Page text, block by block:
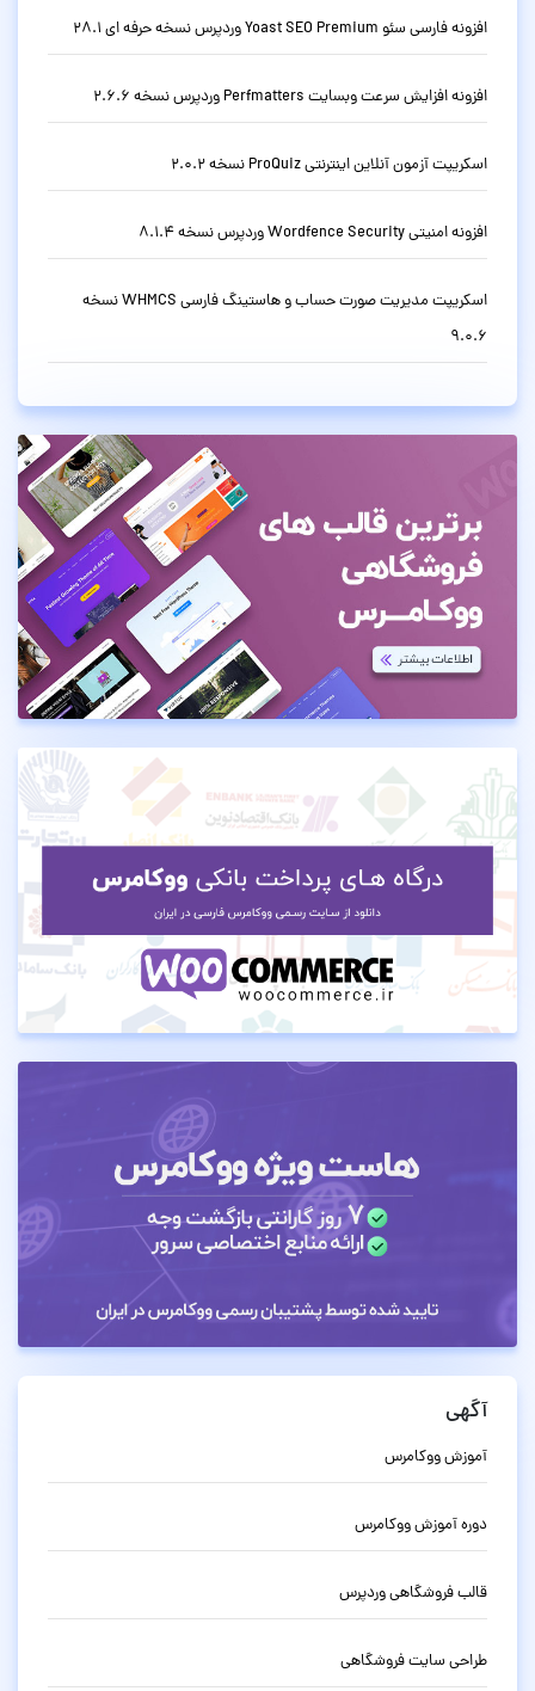
افزونه فارسی سئو Yoast SEO Premium وردپرس نسخه حرفه ای 28.1
افزونه افزایش سرعت وبسایت Perfmatters وردپرس نسخه 2.6.6
اسکریپت آزمون آنلاین اینترنتی ProQuiz نسخه 2.0.2
افزونه امنیتی Wordfence Security وردپرس نسخه 8.1.4
اسکریپت مدیریت صورت حساب و هاستینگ فارسی WHMCS نسخه
9.0.6
آگهی
آموزش ووکامرس
دوره آموزش ووکامرس
قالب فروشگاهی وردپرس
طراحی سایت فروشگاهی